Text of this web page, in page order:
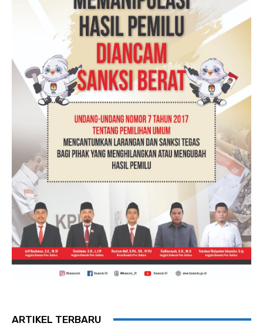
ARTIKEL TERBARU